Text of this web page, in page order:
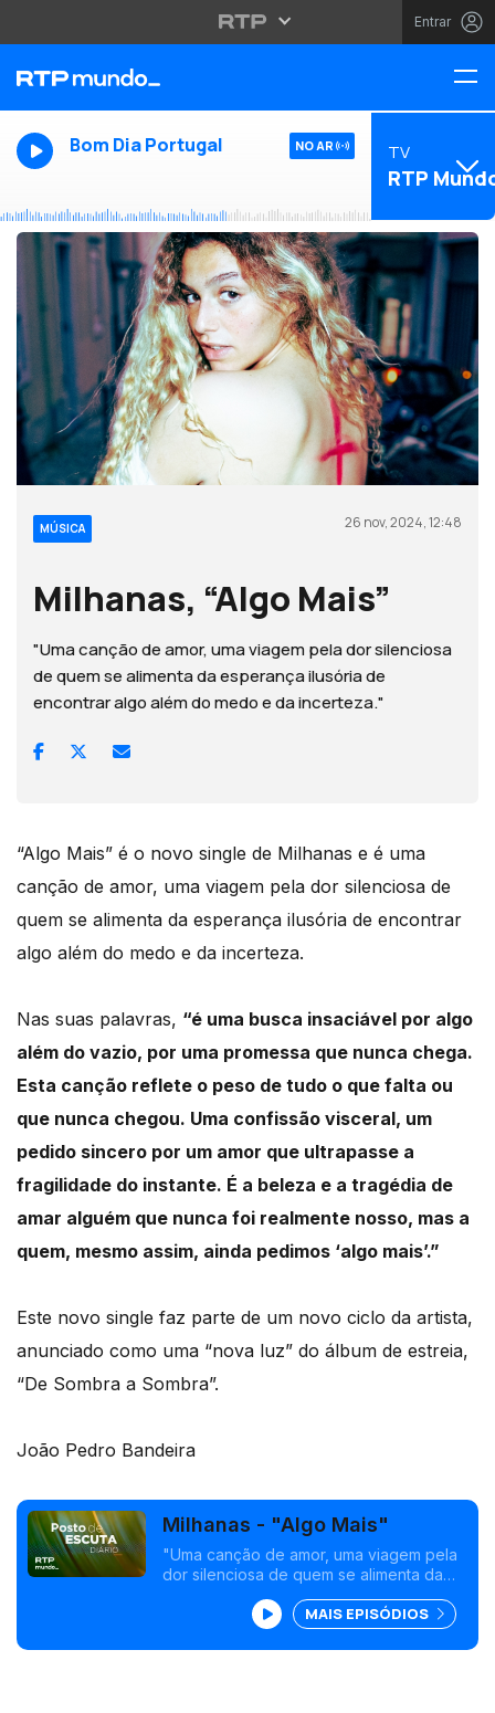
Entrar
Bom Dia Portugal NO AR TV
RTP
MÚSICA 26 nov, 2024, 12:48
Milhanas, “Algo Mais”
"Uma canção de amor, uma viagem pela dor silenciosa
de quem se alimenta da esperança ilusória de
encontrar algo além do medo e da incerteza."
“Algo Mais” é o novo single de Milhanas e é uma
canção de amor, uma viagem pela dor silenciosa de
quem se alimenta da esperança ilusória de encontrar
algo além do medo e da incerteza.
Nas suas palavras, “é uma busca insaciável por algo
além do vazio, por uma promessa que nunca chega.
Esta canção reflete o peso de tudo o que falta ou
que nunca chegou. Uma confissão visceral, um
pedido sincero por um amor que ultrapasse a
fragilidade do instante. É a beleza e a tragédia de
amar alguém que nunca foi realmente nosso, mas a
quem, mesmo assim, ainda pedimos ‘algo mais’.”
Este novo single faz parte de um novo ciclo da artista,
anunciado como uma “nova luz” do álbum de estreia,
“De Sombra a Sombra”.
João Pedro Bandeira
Milhanas - "Algo Mais"
"Uma canção de amor, uma viagem pela
dor silenciosa de quem se alimenta da
além do medo e da incerteza. "<br />
MAIS EPISÓDIOS